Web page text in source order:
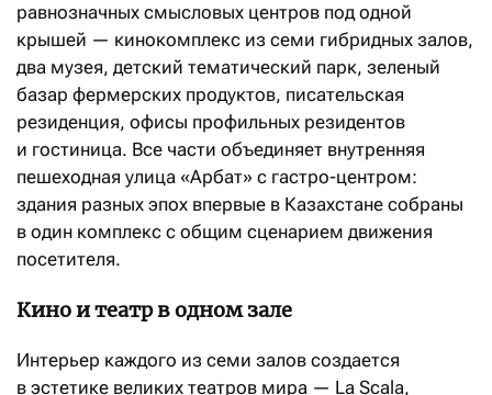
равнозначных смысловых центров под одной
крышей — кинокомплекс из семи гибридных залов,
два музея, детский тематический парк, зеленый
базар фермерских продуктов, писательская
резиденция, офисы профильных резидентов
и гостиница. Все части объединяет внутренняя
пешеходная улица «Арбат» с гастро-центром:
здания разных эпох впервые в Казахстане собраны
в один комплекс с общим сценарием движения
посетителя.
Кино и театр в одном зале
Интерьер каждого из семи залов создается
в эстетике великих театров мира — La Scala,